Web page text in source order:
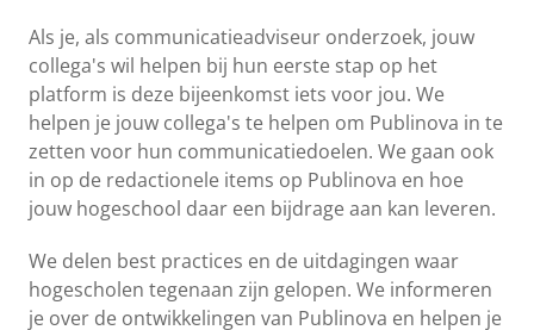
Als je, als communicatieadviseur onderzoek, jouw
collega's wil helpen bij hun eerste stap op het
platform is deze bijeenkomst iets voor jou. We
helpen je jouw collega's te helpen om Publinova in te
zetten voor hun communicatiedoelen. We gaan ook
in op de redactionele items op Publinova en hoe
jouw hogeschool daar een bijdrage aan kan leveren.
We delen best practices en de uitdagingen waar
hogescholen tegenaan zijn gelopen. We informeren
je over de ontwikkelingen van Publinova en helpen je